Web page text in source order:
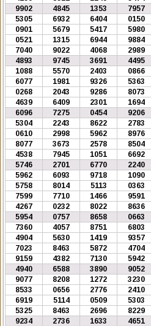
9902
4845 1353 7957
5305
6932 6404 0150
0901
5679 5417 5980
0521
1315 6944 9884
7040
9022 4068 2989
4893
9745 3691 4495
1088
5570 2403 0866
6077
1981 9326 5363
0268
2043 9286 8073
4639
6409 2301 1694
6096
7275 0454 9206
5304
2243 8622 2783
0610
2998 5962 8976
8077
3673 2578 8504
4538
7945 1051 6692
5746
2701 6770 2240
5962
6093 9718 1090
5758
8014 5113 0363
7599
7710 1466 9591
4267
0232 8022 8636
5954
0757 8658 0663
7360
4057 8751 6803
4904
5630 1419 9357
7023
8463 5872 4704
9159
4382 7130 5942
4940
6588 3890 9052
9077
8208 1272 3230
8533
0656 2776 2410
6919
5114 0509 5303
5325
8463 2696 8229
9234
2736 1633 4651